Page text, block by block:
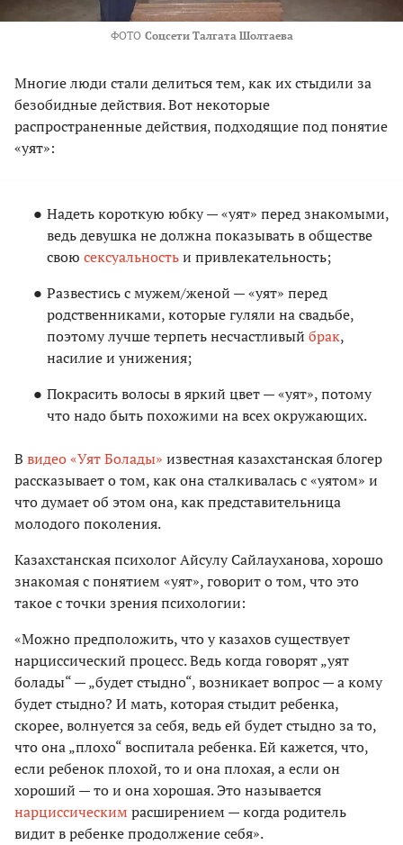
ФОТО Соцсети Талгата Шолтаева
Многие люди стали делиться тем, как их стыдили за
безобидные действия. Вот некоторые
распространенные действия, подходящие под понятие
«уят»:
Надеть короткую юбку — «уят» перед знакомыми,
ведь девушка не должна показывать в обществе
свою сексуальностьи привлекательность;
Развестись с мужем/женой — «уят» перед
родственниками, которые гуляли на свадьбе,
поэтому лучше терпеть несчастливый брак,
насилие и унижения;
Покрасить волосы в яркий цвет — «уят», потому
что надо быть похожими на всех окружающих.
В видео «Уят Болады» известная казахстанская блогер
рассказывает о том, как она сталкивалась с «уятом» и
что думает об этом она, как представительница
молодого поколения.
Казахстанская психолог Айсулу Сайлауханова, хорошо
знакомая с понятием «уят», говорит о том, что это
такое с точки зрения психологии:
«Можно предположить, что у казахов существует
нарциссический процесс. Ведь когда говорят „уят
болады“ — „будет стыдно“, возникает вопрос — а кому
будет стыдно? И мать, которая стыдит ребенка,
скорее, волнуется за себя, ведь ей будет стыдно за то,
что она „плохо“ воспитала ребенка. Ей кажется, что,
если ребенок плохой, то и она плохая, а если он
хороший — то и она хорошая. Это называется
нарциссическим расширением — когда родитель
видит в ребенке продолжение себя».